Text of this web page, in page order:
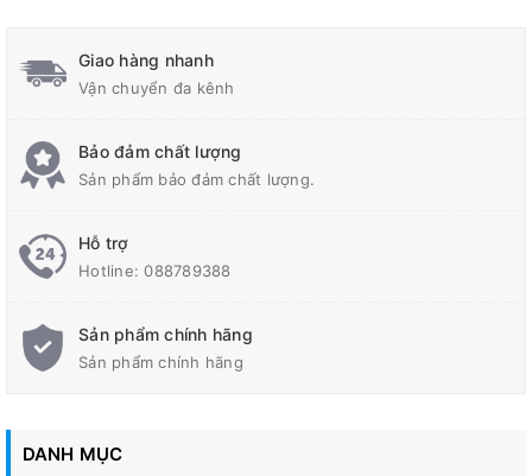
Giao hàng nhanh
Vận chuyển đa kênh
Bảo đảm chất lượng
Sản phẩm bảo đảm chất lượng.
Hỗ trợ
Hotline:088789388
Sản phẩm chính hãng
Sản phẩm chính hãng
DANH MỤC